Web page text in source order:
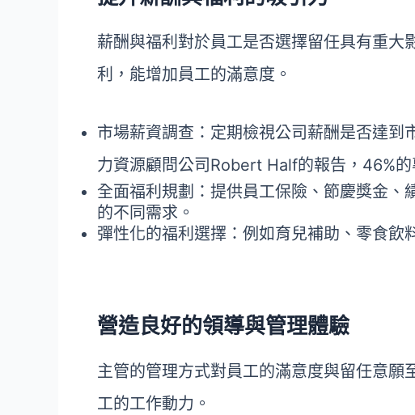
薪酬與福利對於員工是否選擇留任具有重大
利，能增加員工的滿意度。
市場薪資調查：定期檢視公司薪酬是否達到
力資源顧問公司Robert Half的報告，46%
全面福利規劃：提供員工保險、節慶獎金、
的不同需求。
彈性化的福利選擇：例如育兒補助、零食飲
營造良好的領導與管理體驗
主管的管理方式對員工的滿意度與留任意願
工的工作動力。